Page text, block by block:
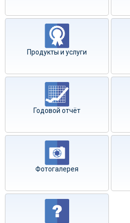
Продукты и услуги
Годовой отчёт
Фотогалерея